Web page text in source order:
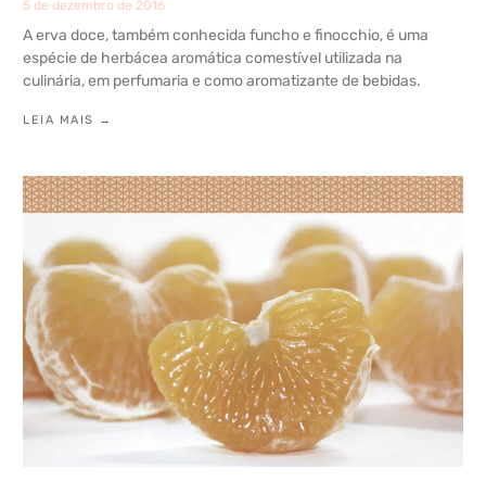
5 de dezembro de 2016
A erva doce, também conhecida funcho e finocchio, é uma
espécie de herbácea aromática comestível utilizada na
culinária, em perfumaria e como aromatizante de bebidas.
LEIA MAIS →